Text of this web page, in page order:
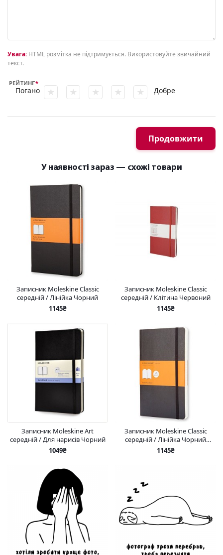
Увага: HTML розмітка не підтримується. Використовуйте звичайний
текст.
РЕЙТИНГ
Погано Добре
Продовжити
У наявності зараз — схожі товари
Записник Moleskine Classic
середній / Лінійка Чорний
1145₴
Записник Moleskine Classic
середній / Клітина Червоний
1145₴
Записник Moleskine Art
середній / Для нарисів Чорний
1049₴
Записник Moleskine Classic
середній / Лінійка Чорний
М’який
1145₴